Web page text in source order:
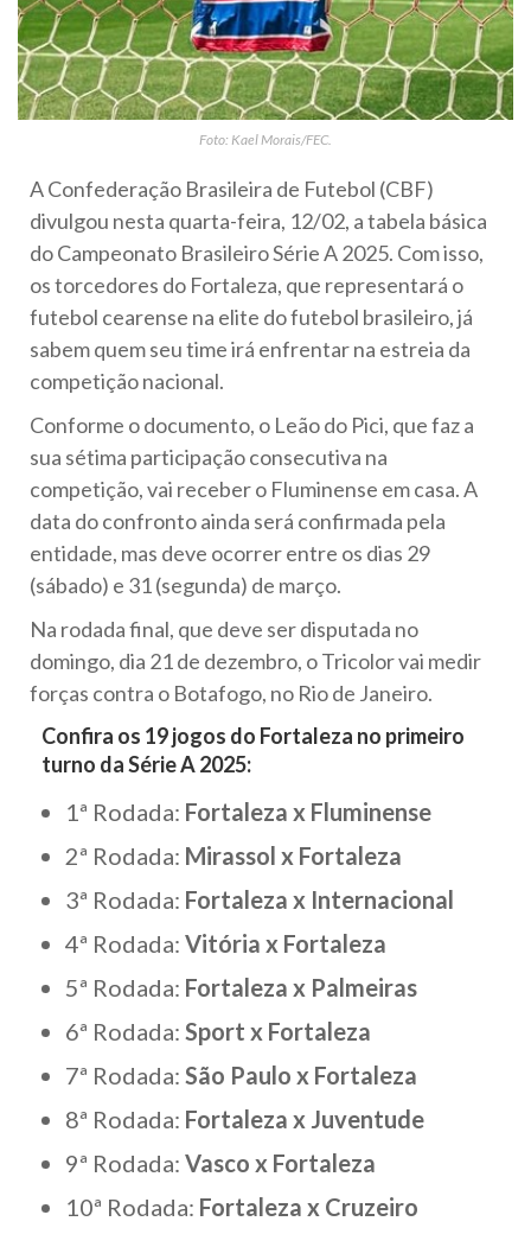
Foto: Kael Morais/FEC.
A Confederação Brasileira de Futebol (CBF)
divulgou nesta quarta-feira, 12/02, a tabela básica
do Campeonato Brasileiro Série A 2025. Com isso,
os torcedores do Fortaleza, que representará o
futebol cearense na elite do futebol brasileiro, já
sabem quem seu time irá enfrentar na estreia da
competição nacional.
Conforme o documento, o Leão do Pici, que faz a
sua sétima participação consecutiva na
competição, vai receber o Fluminense em casa. A
data do confronto ainda será confirmada pela
entidade, mas deve ocorrer entre os dias 29
(sábado) e 31 (segunda) de março.
Na rodada final, que deve ser disputada no
domingo, dia 21 de dezembro, o Tricolor vai medir
forças contra o Botafogo, no Rio de Janeiro.
Confira os 19 jogos do Fortaleza no primeiro
turno da Série A 2025:
1ª Rodada: Fortaleza x Fluminense
2ª Rodada: Mirassol x Fortaleza
3ª Rodada: Fortaleza x Internacional
4ª Rodada: Vitória x Fortaleza
5ª Rodada: Fortaleza x Palmeiras
6ª Rodada: Sport x Fortaleza
7ª Rodada: São Paulo x Fortaleza
8ª Rodada: Fortaleza x Juventude
9ª Rodada: Vasco x Fortaleza
10ª Rodada: Fortaleza x Cruzeiro